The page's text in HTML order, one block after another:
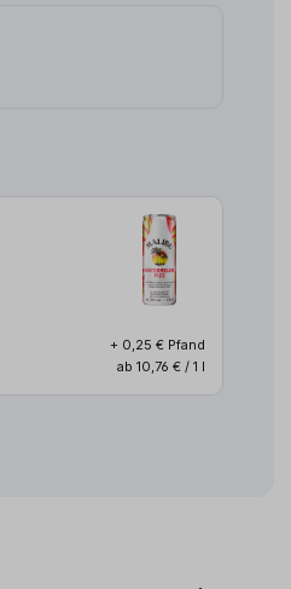
+ 0,25 € Pfand
ab 10,76 € / 1 l